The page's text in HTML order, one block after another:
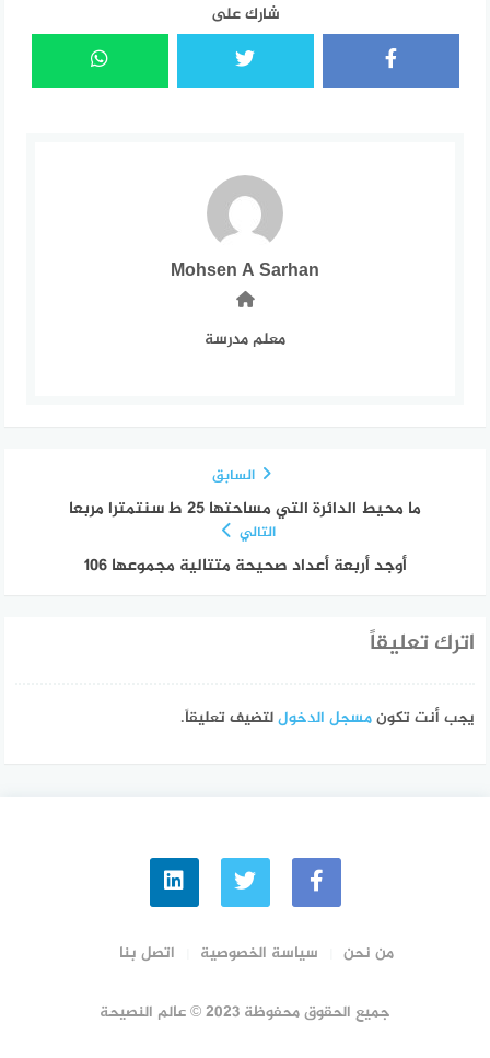
شارك على
Mohsen A Sarhan
معلم مدرسة
السابق
ما محيط الدائرة التي مساحتها 25 ط سنتمترا مربعا
التالي
أوجد أربعة أعداد صحيحة متتالية مجموعها 106
اترك تعليقاً
يجب أنت تكونمسجل الدخوللتضيف تعليقاً.
من نحن سياسة الخصوصية اتصل بنا
جميع الحقوق محفوظة 2023 © عالم النصيحة